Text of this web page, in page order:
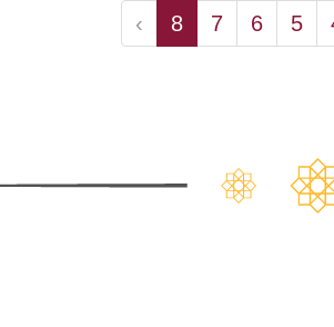
5
6
7
8
›